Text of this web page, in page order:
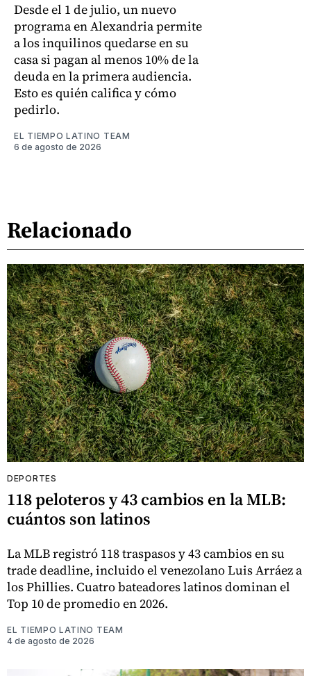
Desde el 1 de julio, un nuevo
programa en Alexandria permite
a los inquilinos quedarse en su
casa si pagan al menos 10% de la
deuda en la primera audiencia.
Esto es quién califica y cómo
pedirlo.
EL TIEMPO LATINO TEAM
6 de agosto de 2026
Relacionado
DEPORTES
118 peloteros y 43 cambios en la MLB:
cuántos son latinos
La MLB registró 118 traspasos y 43 cambios en su
trade deadline, incluido el venezolano Luis Arráez a
los Phillies. Cuatro bateadores latinos dominan el
Top 10 de promedio en 2026.
EL TIEMPO LATINO TEAM
4 de agosto de 2026